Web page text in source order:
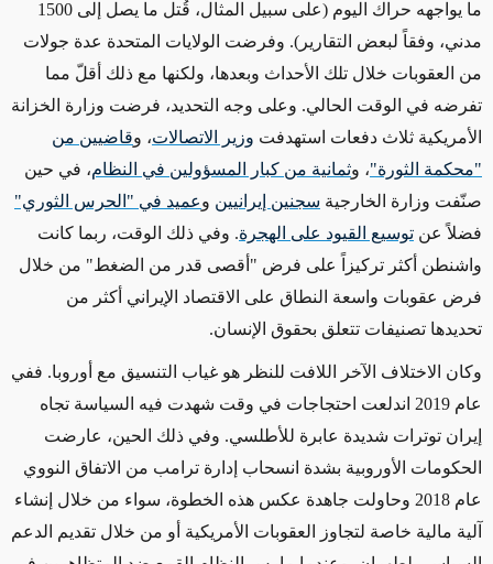
ما يواجهه حراك اليوم
(على سبيل المثال، قُتل ما يصل إلى 1500
مدني، وفقاً لبعض التقارير). وفرضت الولايات المتحدة عدة جولات
من العقوبات خلال تلك الأحداث وبعدها، ولكنها مع ذلك أقلّ مما
تفرضه في الوقت الحالي. وعلى وجه التحديد، فرضت وزارة الخزانة
الأمريكية ثلاث دفعات استهدفت وزير الاتصالات، وقاضيين من
"محكمة الثورة"، وثمانية من كبار المسؤولين في النظام، في حين
صنّفت وزارة الخارجية سجنين إيرانيين وعميد في "الحرس الثوري"
فضلاً عن توسيع القيود على الهجرة. وفي ذلك الوقت، ربما كانت
واشنطن أكثر تركيزاً على فرض "أقصى قدر من الضغط" من خلال
فرض عقوبات واسعة النطاق على الاقتصاد الإيراني أكثر من
تحديدها تصنيفات تتعلق بحقوق الإنسان.
وكان الاختلاف الآخر اللافت للنظر هو غياب التنسيق مع أوروبا. ففي
عام 2019 اندلعت احتجاجات في وقت شهدت فيه السياسة تجاه
إيران توترات شديدة عابرة للأطلسي. وفي ذلك الحين، عارضت
الحكومات الأوروبية بشدة انسحاب إدارة ترامب من الاتفاق النووي
عام 2018
وحاولت جاهدة عكس هذه الخطوة، سواء من خلال إنشاء
آلية مالية خاصة لتجاوز
العقوبات الأمريكية أو من خلال تقديم الدعم